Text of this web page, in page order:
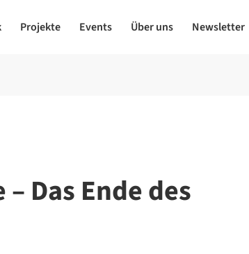
Projekte Events Über uns Newsletter
Das Ende des